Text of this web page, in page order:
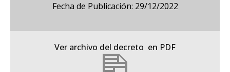
Fecha de Publicación: 29/12/2022
Ver archivo del decreto en PDF